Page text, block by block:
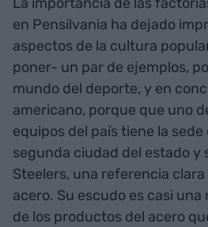
en Pensilvania ha dejado
aspectos de la cultura
poner- un par de ejemplos,
mundo del deporte, y en
americano, porque que uno
equipos del país tiene la
segunda ciudad del estado y
Steelers, una referencia
acero. Su escudo es casi
de los productos del acero